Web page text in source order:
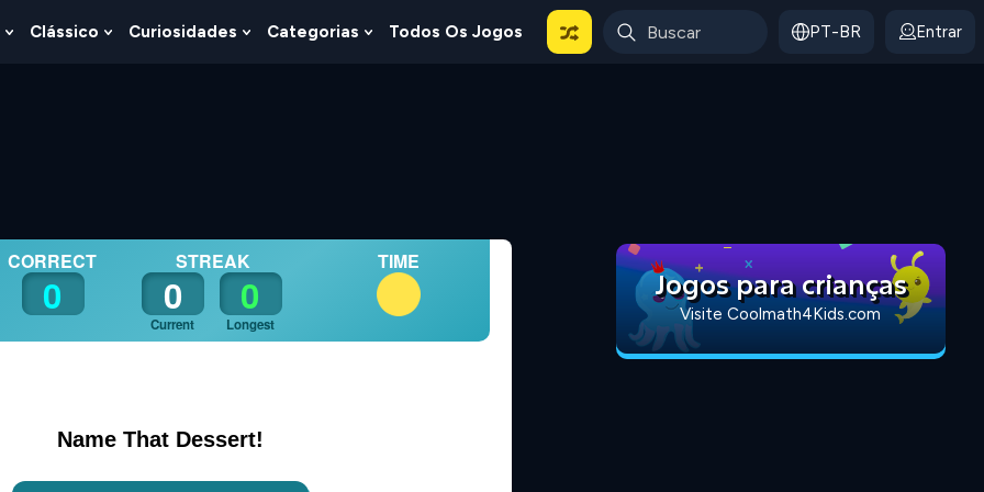
Show
Clássico Show
Curiosidades Show
Categorias Show
Todos Os Jogos PT-BR Entrar
CORRECT
0
STREAK
0
Current
0
Longest
TIME
Name That Dessert!
Jogos para crianças
Visite Coolmath4Kids.com